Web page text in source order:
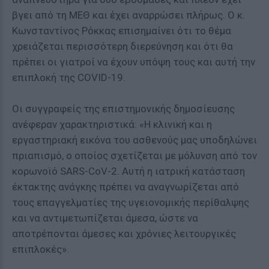
βγει από τη ΜΕΘ και έχει αναρρώσει πλήρως. Ο κ.
Κωνσταντίνος Ρόκκας επισημαίνει ότι το θέμα
χρειάζεται περισσότερη διερεύνηση και ότι θα
πρέπει οι γιατροί να έχουν υπόψη τους και αυτή την
επιπλοκή της COVID-19.
Οι συγγραφείς της επιστημονικής δημοσίευσης
ανέφεραν χαρακτηριστικά: «Η κλινική και η
εργαστηριακή εικόνα του ασθενούς μας υποδηλώνει
πριαπισμό, ο οποίος σχετίζεται με μόλυνση από τον
κορωνοϊό SARS-CoV-2. Αυτή η ιατρική κατάσταση
έκτακτης ανάγκης πρέπει να αναγνωρίζεται από
τους επαγγελματίες της υγειονομικής περίθαλψης
και να αντιμετωπίζεται άμεσα, ώστε να
αποτρέπονται άμεσες και χρόνιες λειτουργικές
επιπλοκές».